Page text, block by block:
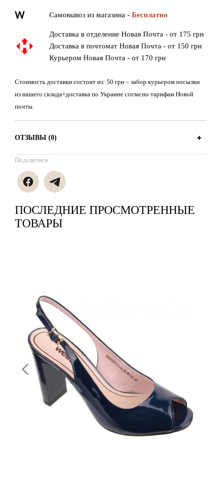
Самовывоз из магазина - Бесплатно
Доставка в отделение Новая Почта - от 175 грн
Доставка в почтомат Новая Почта - от 150 грн
Курьером Новая Почта - от 170 грн
Стоимость доставки состоит из: 50 грн – забор курьером посылки
из нашего склада+доставка по Украине согласно тарифам Новой
почты.
ОТЗЫВЫ (0)
Поділитися:
ПОСЛЕДНИЕ ПРОСМОТРЕННЫЕ
ТОВАРЫ